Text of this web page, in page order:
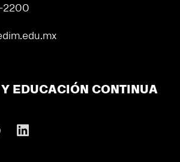
2200
EDUCACIÓN CONTINUA